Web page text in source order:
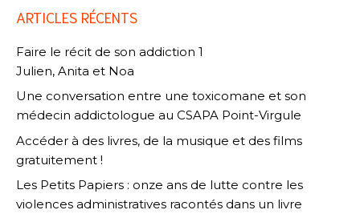
ARTICLES RÉCENTS
Faire le récit de son addiction 1
Julien, Anita et Noa
Une conversation entre une toxicomane et son
médecin addictologue au CSAPA Point-Virgule
Accéder à des livres, de la musique et des films
gratuitement !
Les Petits Papiers : onze ans de lutte contre les
violences administratives racontés dans un livre